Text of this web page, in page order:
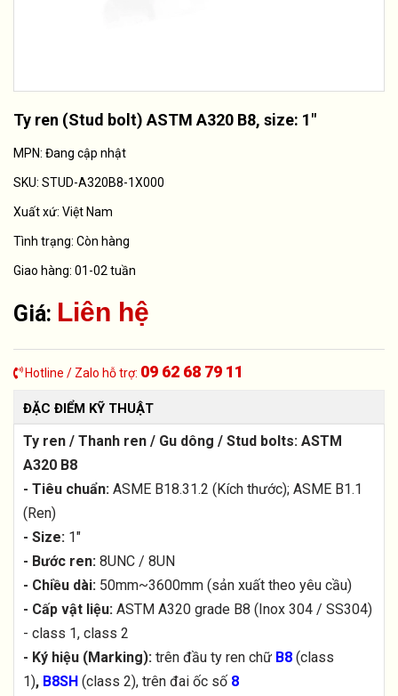
Ty ren (Stud bolt) ASTM A320 B8, size: 1"
MPN: Đang cập nhật
SKU: STUD-A320B8-1X000
Xuất xứ: Việt Nam
Tình trạng: Còn hàng
Giao hàng: 01-02 tuần
Giá: Liên hệ
Hotline / Zalo hỗ trợ: 09 62 68 79 11
ĐẶC ĐIỂM KỸ THUẬT
Ty ren / Thanh ren / Gu dông / Stud bolts: ASTM
A320 B8
- Tiêu chuẩn: ASME B18.31.2 (Kích thước); ASME B1.1
(Ren)
- Size: 1"
- Bước ren: 8UNC / 8UN
- Chiều dài: 50mm~3600mm (sản xuất theo yêu cầu)
- Cấp vật liệu: ASTM A320 grade B8 (Inox 304 / SS304)
- class 1, class 2
- Ký hiệu (Marking): trên đầu ty ren chữ B8 (class
1), B8SH (class 2), trên đai ốc số 8